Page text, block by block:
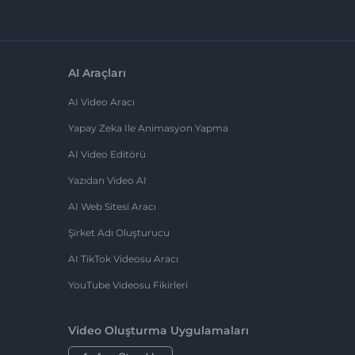
AI Araçları
AI Video Aracı
Yapay Zeka Ile Animasyon Yapma
AI Video Editörü
Yazıdan Video AI
AI Web Sitesi Aracı
Şirket Adı Oluşturucu
AI TikTok Videosu Aracı
YouTube Videosu Fikirleri
Video Oluşturma Uygulamaları